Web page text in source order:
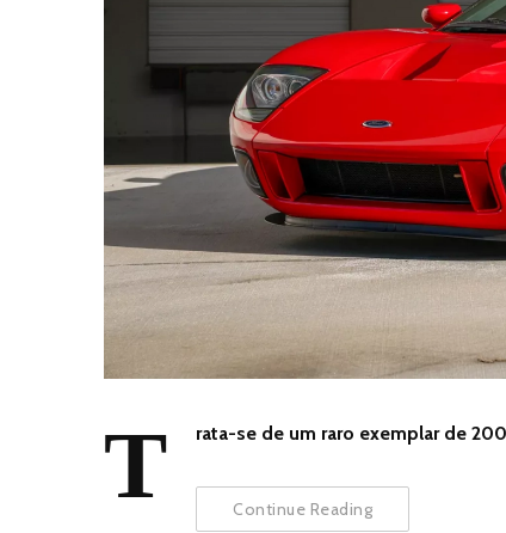
T rata-se de um raro exemplar de
Continue Reading